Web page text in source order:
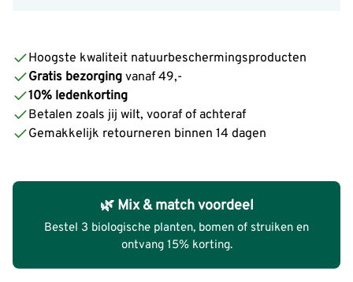
wanneer dit product weer op voorraad is:
Hoogste kwaliteit natuurbeschermingsproducten
Gratis bezorging vanaf 49,-
10% ledenkorting
Betalen zoals jij wilt, vooraf of achteraf
Gemakkelijk retourneren binnen 14 dagen
🌿 Mix & match voordeel
Bestel 3 biologische planten, bomen of struiken en
ontvang 15% korting.